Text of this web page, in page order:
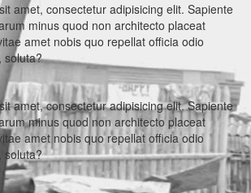
amet, consectetur adipisicing elit. Sapiente
minus quod non architecto placeat
amet nobis quo repellat officia odio
soluta?
amet, consectetur adipisicing elit. Sapiente
minus quod non architecto placeat
amet nobis quo repellat officia odio
soluta?